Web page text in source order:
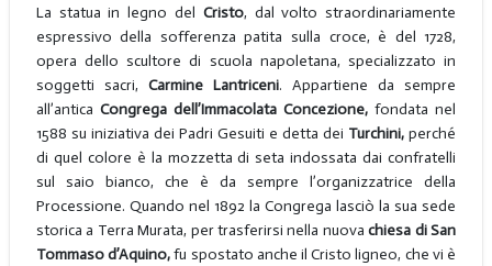
La statua in legno del Cristo, dal volto straordinariamente
espressivo della sofferenza patita sulla croce, è del 1728,
opera dello scultore di scuola napoletana, specializzato in
soggetti sacri, Carmine Lantriceni. Appartiene da sempre
all’antica Congrega dell’Immacolata Concezione, fondata nel
1588 su iniziativa dei Padri Gesuiti e detta dei Turchini, perché
di quel colore è la mozzetta di seta indossata dai confratelli
sul saio bianco, che è da sempre l’organizzatrice della
Processione. Quando nel 1892 la Congrega lasciò la sua sede
storica a Terra Murata, per trasferirsi nella nuovachiesa di San
Tommaso d’Aquino,fu spostato anche il Cristo ligneo, che vi è